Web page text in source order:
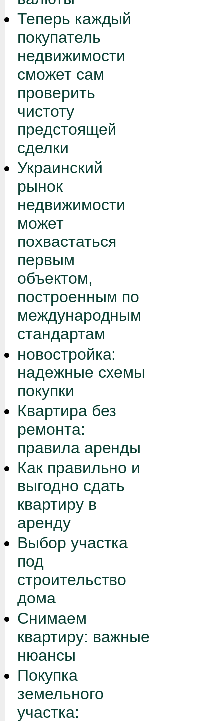
Теперь каждый
покупатель
недвижимости
сможет сам
проверить
чистоту
предстоящей
сделки
Украинский
рынок
недвижимости
может
похвастаться
первым
объектом,
построенным по
международным
стандартам
новостройка:
надежные схемы
покупки
Квартира без
ремонта:
правила аренды
Как правильно и
выгодно сдать
квартиру в
аренду
Выбор участка
под
строительство
дома
Снимаем
квартиру: важные
нюансы
Покупка
земельного
участка: